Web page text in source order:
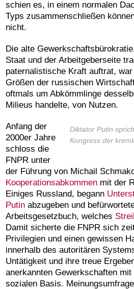
schien es, in einem normalen
Typs zusammenschließen
nicht.
Die alte
Staat und der Arbeitgeberseite
paternalistische Kraft auftrat,
Größen der russischen
oftmals um Abkömmlinge
Milieus handelte, von Nutzen.
Diktator Putin
Kongress der
Anfang der
2000er Jahre
schloss die
FNPR unter
der Führung von Michail
Kooperationsabkommen mit der
Einiges Russland, begann
Putin abzugeben und
Arbeitsgesetzbuch, welches
Damit sicherte die FNPR sich
Privilegien und einen gewissen
innerhalb des autoritären
Untätigkeit und ihre treue
anerkannten Gewerkschaften
sozialen Basis.